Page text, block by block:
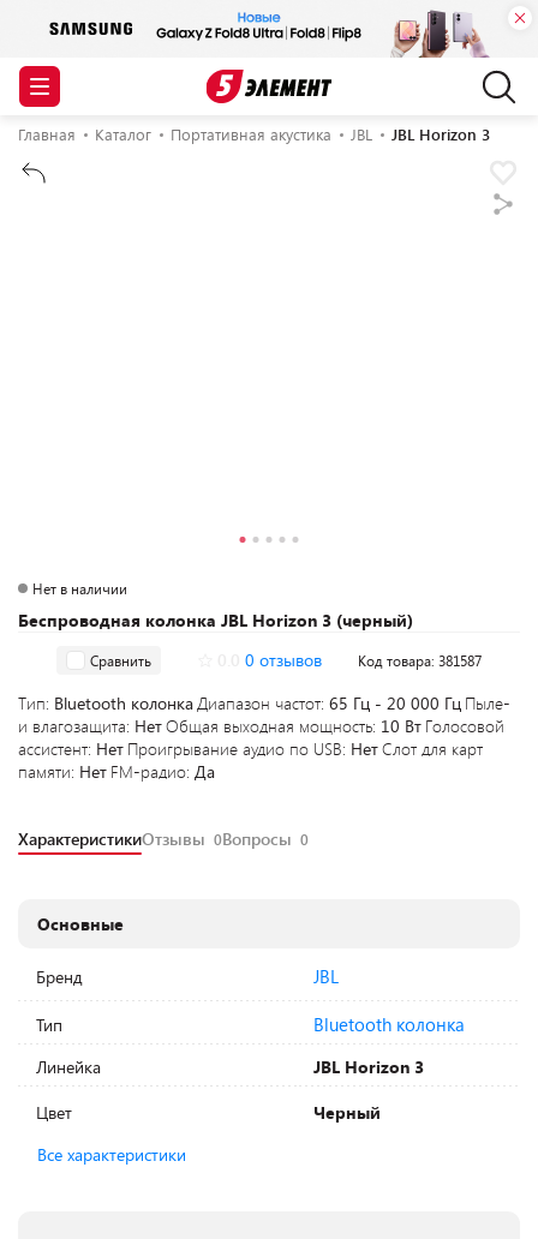
Главная Каталог Портативная акустика JBL JBL Horizon 3
Беспроводная колонка JBL Horizon 3 (черный)
Нет в наличии
Сравнить 0 отзывов Код товара: 381587
Тип: Bluetooth колонкаДиапазон частот: 65 Гц - 20 000 Гц Пыле-
и влагозащита: НетОбщая выходная мощность: 10 Вт Голосовой
ассистент: Нет Проигрывание аудио по USB: НетСлот для карт
памяти: Нет FM-радио: Да
ХарактеристикиОтзывы 0Вопросы 0
Основные
Бренд JBL
Тип Bluetooth колонка
Линейка
JBL Horizon 3
Цвет
Черный
Все характеристики